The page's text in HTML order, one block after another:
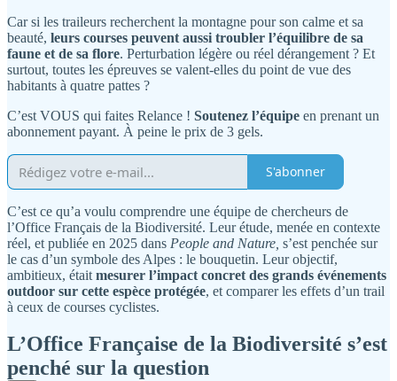
Car si les traileurs recherchent la montagne pour son calme et sa
beauté, leurs courses peuvent aussi troubler l’équilibre de sa
faune et de sa flore. Perturbation légère ou réel dérangement ? Et
surtout, toutes les épreuves se valent-elles du point de vue des
habitants à quatre pattes ?
C’est VOUS qui faites Relance ! Soutenez l’équipe en prenant un
abonnement payant. À peine le prix de 3 gels.
S'abonner
C’est ce qu’a voulu comprendre une équipe de chercheurs de
l’Office Français de la Biodiversité. Leur étude, menée en contexte
réel, et publiée en 2025 dans People and Nature, s’est penchée sur
le cas d’un symbole des Alpes : le bouquetin. Leur objectif,
ambitieux, était mesurer l’impact concret des grands événements
outdoor sur cette espèce protégée, et comparer les effets d’un trail
à ceux de courses cyclistes.
L’Office Française de la Biodiversité s’est
penché sur la question